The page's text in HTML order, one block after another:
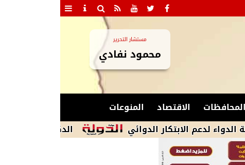
مستشار التحرير
محمود نفادي
المحافظات الاقتصاد
المنوعات
الدكتور محمد الصالحي:
الابتكار الدوائي